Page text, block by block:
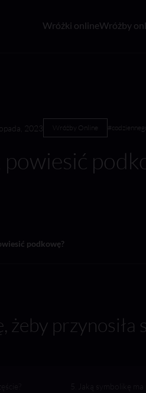
Wróżki onlineWróżby
2023 Wróżby Online
powiesić
podkowę?
żeby przynosiła